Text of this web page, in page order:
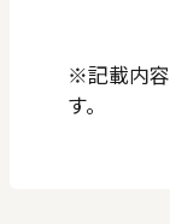
※記載内
す。